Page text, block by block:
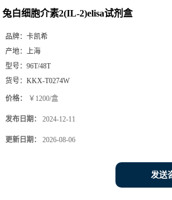
兔白细胞介素2(IL-2)elisa试剂盒
品牌： 卡凯希
产地： 上海
型号： 96T/48T
货号： KKX-T0274W
价格： ￥1200/盒
发布日期： 2024-12-11
更新日期： 2026-08-06
发送